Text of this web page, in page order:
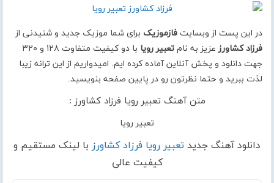
در این پست از وبسایتفازموزیک برای شما موزیک جدید و شنیدنی از
فرزاد کشاورزعزیز به نامتعبیر رویا
با دو کیفیت متفاوت ۱۲۸ و ۳۲۰
جهت دانلود و پخش آنلاین آماده کرده ایم. امیدواریم از این ترانه زیبا
لذت ببرید و حتما نظرتون رو در پایین صفحه بنویسید.
متن آهنگ تعبیر رویا فرزاد کشاورز :
تعبیر رویا
دانلود آهنگ جدید تعبیر رویا فرزاد کشاورز با لینک مستقیم و
کیفیت عالی